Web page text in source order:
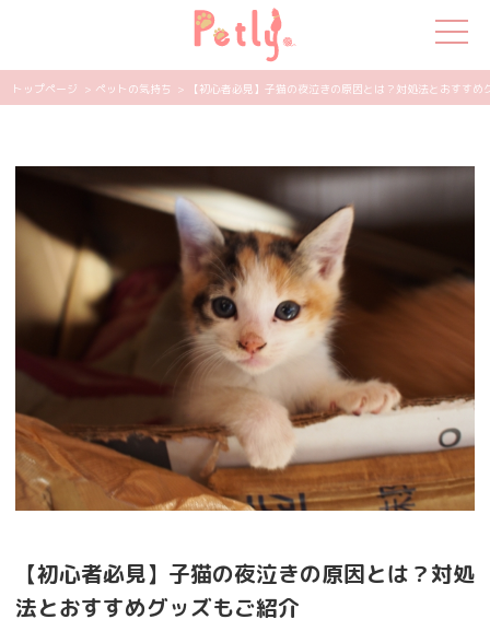
猫の特集
ペット用品
飼い主さんの悩み
ペットの気持ち
知って得する
エンタメ
トップページ > ペットの気持ち > 【初心者必見】子猫の夜泣きの原因とは？対処法とおすすめ
【初心者必見】子猫の夜泣きの原因とは？対処
法とおすすめグッズもご紹介